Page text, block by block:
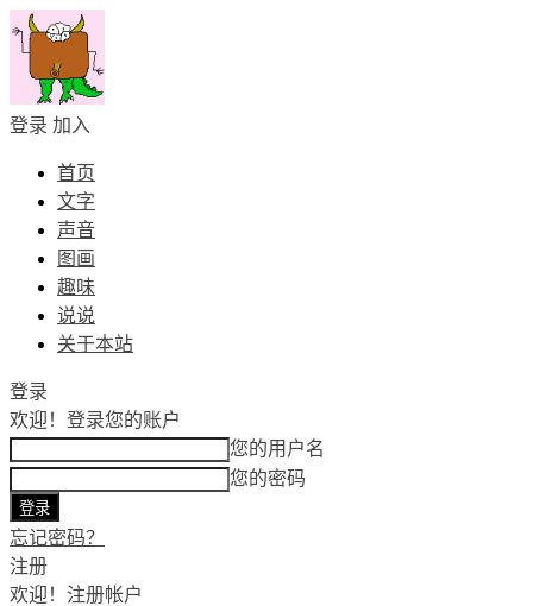
登录 加入
首页
文字
声音
图画
趣味
说说
关于本站
登录
欢迎！ 登录您的账户
您的用户名
您的密码
忘记密码？
注册
欢迎！ 注册帐户